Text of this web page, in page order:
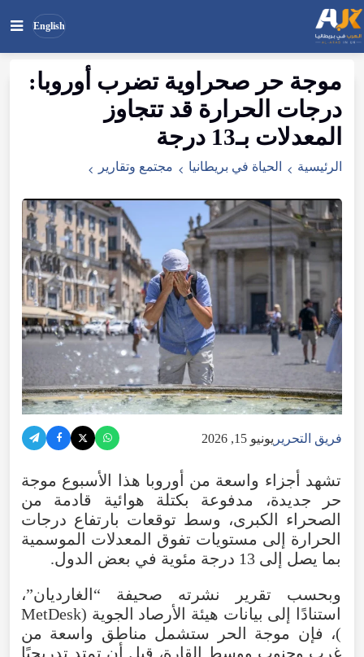
English
ابحث
في
الموقع
بحث موجة حر صحراوية تضرب أوروبا:
درجات الحرارة قد تتجاوز
المعدلات بـ13 درجة
الرئيسية الحياة في بريطانيا مجتمع وتقارير
فريق التحرير يونيو 15, 2026
تشهد أجزاء واسعة من أوروبا هذا الأسبوع موجة
حر
جديدة، مدفوعة بكتلة هوائية قادمة
من
الصحراء
الكبرى، وسط توقعات بارتفاع درجات
الحرارة
إلى مستويات تفوق المعدلات
الموسمية
بما يصل إلى درجة مئوية في بعض الدول.
وبحسب
تقرير نشرته صحيفة “ الغارديان”،
استنادًا
إلى بيانات هيئة الأرصاد الجوية (
MetDesk
)، فإن موجة الحر ستشمل مناطق واسعة من
غرب وجنوب ووسط القارة، قبل أن تمتد تدريجيًا